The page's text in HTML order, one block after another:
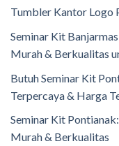
Tumbler Kantor Logo
Seminar Kit
Murah & Berkualitas
Butuh Seminar Kit
Terpercaya & Harga
Seminar Kit
Murah & Berkualitas